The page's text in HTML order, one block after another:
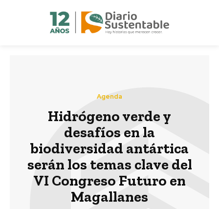
Agenda
Hidrógeno verde y
desafíos en la
biodiversidad antártica
serán los temas clave del
VI Congreso Futuro en
Magallanes